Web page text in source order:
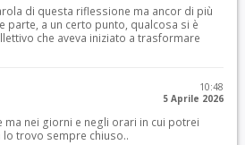
di questa riflessione ma ancor di più
parte, a un certo punto, qualcosa si è
che aveva iniziato a trasformare
10:48
5 Aprile 2026
ma nei giorni e negli orari in cui potrei
trovo sempre chiuso..